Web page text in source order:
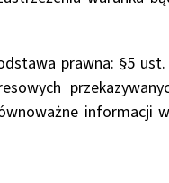
prawna: §5
informacji